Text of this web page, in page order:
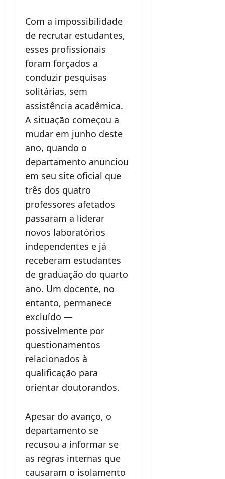
Com a impossibilidade
de recrutar estudantes,
esses profissionais
foram forçados a
conduzir pesquisas
solitárias, sem
assistência acadêmica.
A situação começou a
mudar em junho deste
ano, quando o
departamento anunciou
em seu site oficial que
três dos quatro
professores afetados
passaram a liderar
novos laboratórios
independentes e já
receberam estudantes
de graduação do quarto
ano. Um docente, no
entanto, permanece
excluído —
possivelmente por
questionamentos
relacionados à
qualificação para
orientar doutorandos.
Apesar do avanço, o
departamento se
recusou a informar se
as regras internas que
causaram o isolamento